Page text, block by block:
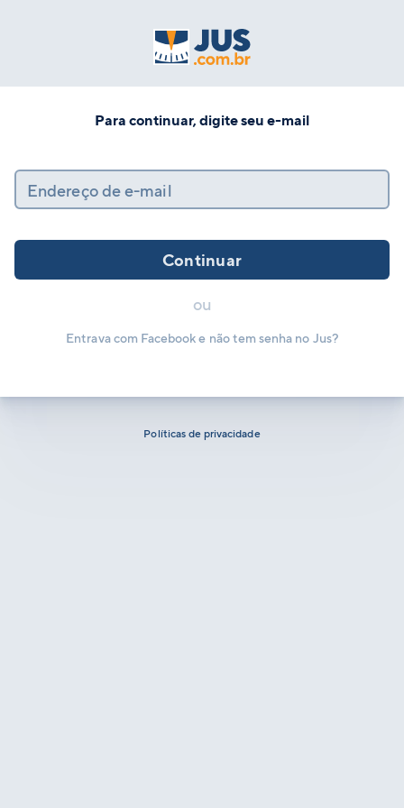
Para continuar, digite seu e-mail
Endereço de e-mail
Continuar
ou
Entrava com Facebook e não tem senha no Jus?
Políticas de privacidade